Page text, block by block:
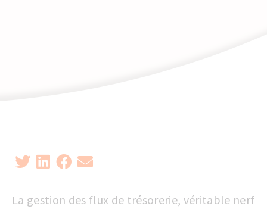
La gestion des flux de trésorerie, véritable nerf